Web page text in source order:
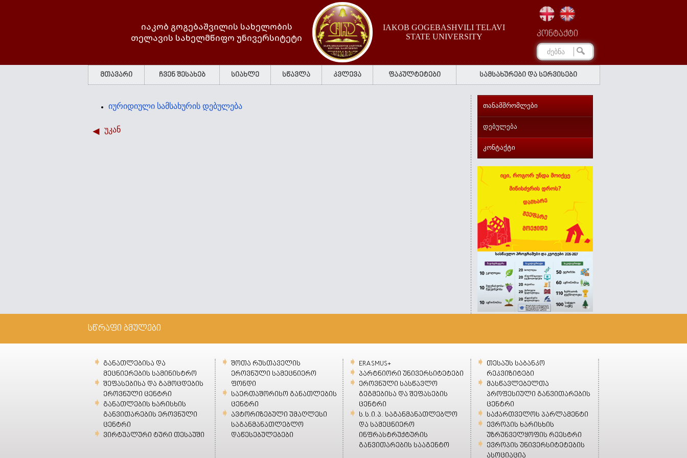
იაკობ გოგებაშვილის სახელობის
თელავის სახელმწიფო უნივერსიტეტი
IAKOB GOGEBASHVILI TELAVI
STATE UNIVERSITY
კონტაქტი
მთავარი ჩვენ შესახებ სიახლე სწავლა კვლევა ფაკულტეტები სამსახურები და სერვისები
იურიდიული სამსახურის დებულება
უკან
თანამშრომლები
დებულება
კონტაქტი
სწრაფი ბმულები
განათლებისა და
მეცნიერების სამინისტრო
შეფასებისა და გამოცდების
ეროვნული ცენტრი
განათლების ხარისხის
განვითარების ეროვნული
ცენტრი
ვირტუალური ტური თესაუში
შოთა რუსთაველის
ეროვნული სამეცნიერო
ფონდი
საერთაშორისო განათლების
ცენტრი
ავტორიზებული უმაღლესი
საგანმანათლებლო
დაწესებულებები
ERASMUS+
პარტნიორი უნივერსიტეტები
ეროვნული სასწავლო
გეგმებისა და შეფასების
ცენტრი
ს.ს.ი.პ. საგანმანათლებლო
და სამეცნიერო
ინფრასტრუქტურის
განვითარების სააგენტო
თესაუს საბანკო
რეკვიზიტები
მასწავლებელთა
პროფესიული განვითარების
ცენტრი
საქართველოს პარლამენტი
ევროპის ხარისხის
უზრუნველყოფის რეესტრი
ევროპის უნივერსიტეტების
ასოციაცია